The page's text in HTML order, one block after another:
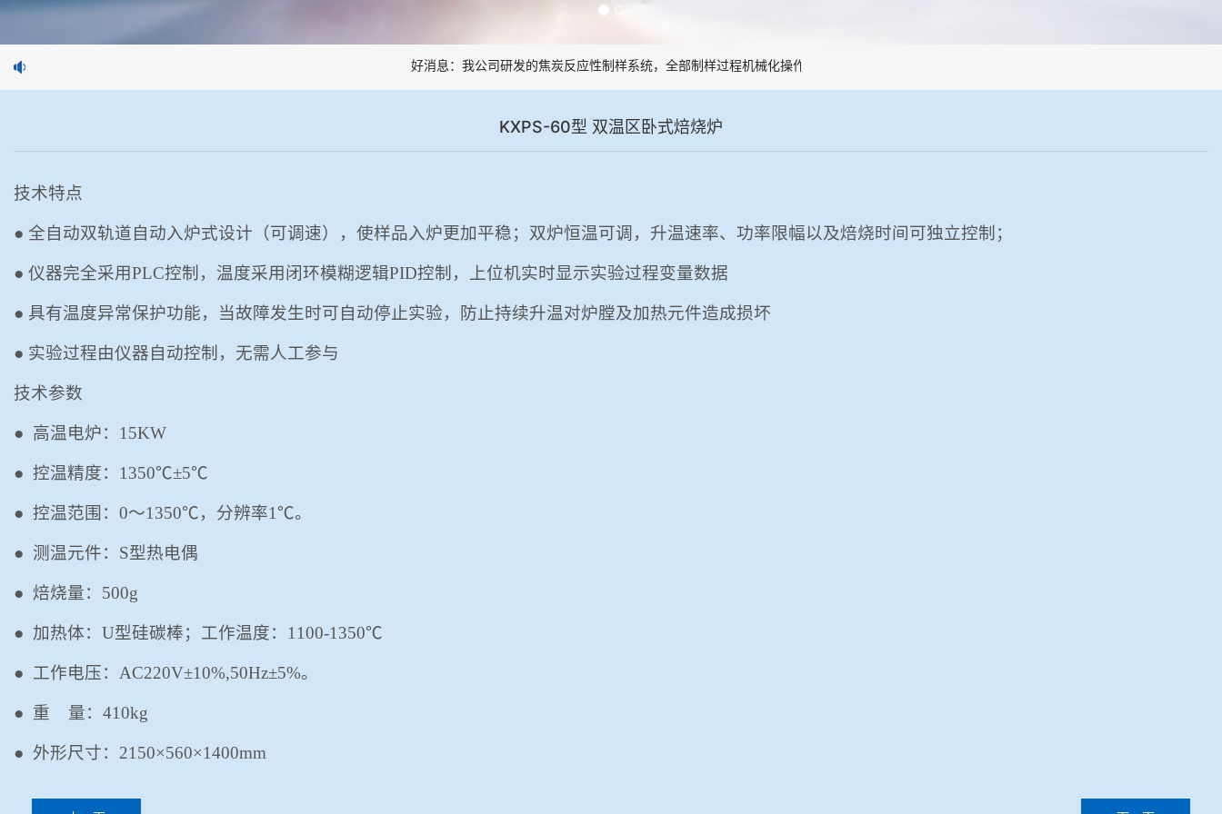
好消息：我公司研发的焦炭反应性制样系统，全部制样过程机械化操作，没有人为误差，焦球形状与人工制焦球法一致或优于人工制焦球。
KXPS-60型 双温区卧式焙烧炉
技术特点
● 全自动双轨道自动入炉式设计（可调速），使样品入炉更加平稳；双炉恒温可调，升温速率、功率限幅以及焙烧时间可独立控制；
● 仪器完全采用PLC控制 ，温度采用闭环模糊逻辑PID控制 ，上位机实时显示实验过程变量数据
● 具有温度异常保护功能，当故障发生时可自动停止实验，防止持续升温对炉膛及加热元件造成损坏
● 实验过程由仪器自动控制，无需人工参与
技术参数
● 高温电炉： 15KW
● 控温精度： 1350℃±5℃
● 控温范围： 0～1350℃，分辨率1℃。
● 测温元件： S型热电偶
● 焙烧量： 500g
● 加热体： U型硅碳棒；工作温度： 1100-1350℃
● 工作电压： AC220V±10%,50Hz±5%。
● 重 量： 410kg
● 外形尺寸： 2150×560×1400mm